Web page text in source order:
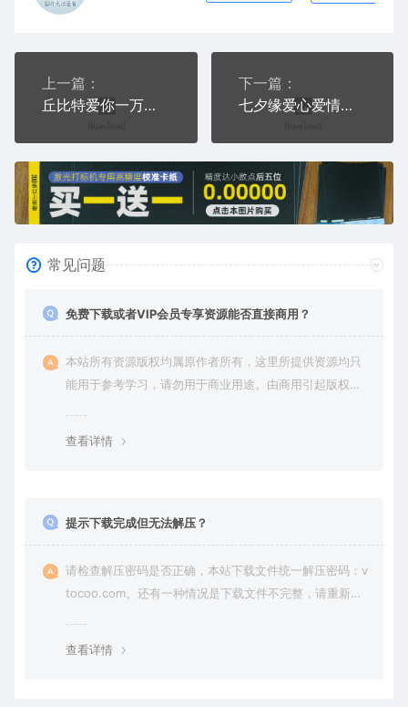
上一篇：
丘比特爱你一万年游戏硬币AI8.0格式激光打标文件通用矢量图
下一篇：
七夕缘爱心爱情游戏硬币AI8.0格式激光打标文件通用矢量图
常见问题
免费下载或者VIP会员专享资源能否直接商用？
本站所有资源版权均属原作者所有，这里所提供资源均只
能用于参考学习，请勿用于商业用途。由商用引起版权纠
查看详情
提示下载完成但无法解压？
请检查解压密码是否正确，本站下载文件统一解压密码：v
tocoo.com。还有一种情况是下载文件不完整，请重新下
查看详情